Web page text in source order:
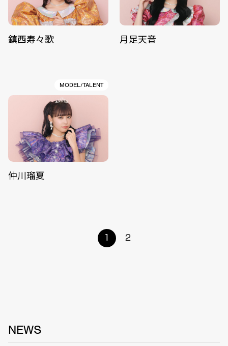
鎮西寿々歌 月足天音
MODEL/TALENT
仲川瑠夏
1 2
NEWS